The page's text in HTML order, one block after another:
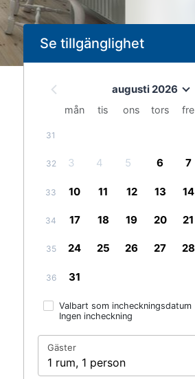
Se tillgänglighet
augusti 2026
mån tis ons tors fre
31
32 3 4 5 6 7
33 10 11 12 13 14
34 17 18 19 20 21
35 24 25 26 27 28
36 31
Valbart som incheckningsdatum
Ingen incheckning
Gäster
1 rum, 1 person